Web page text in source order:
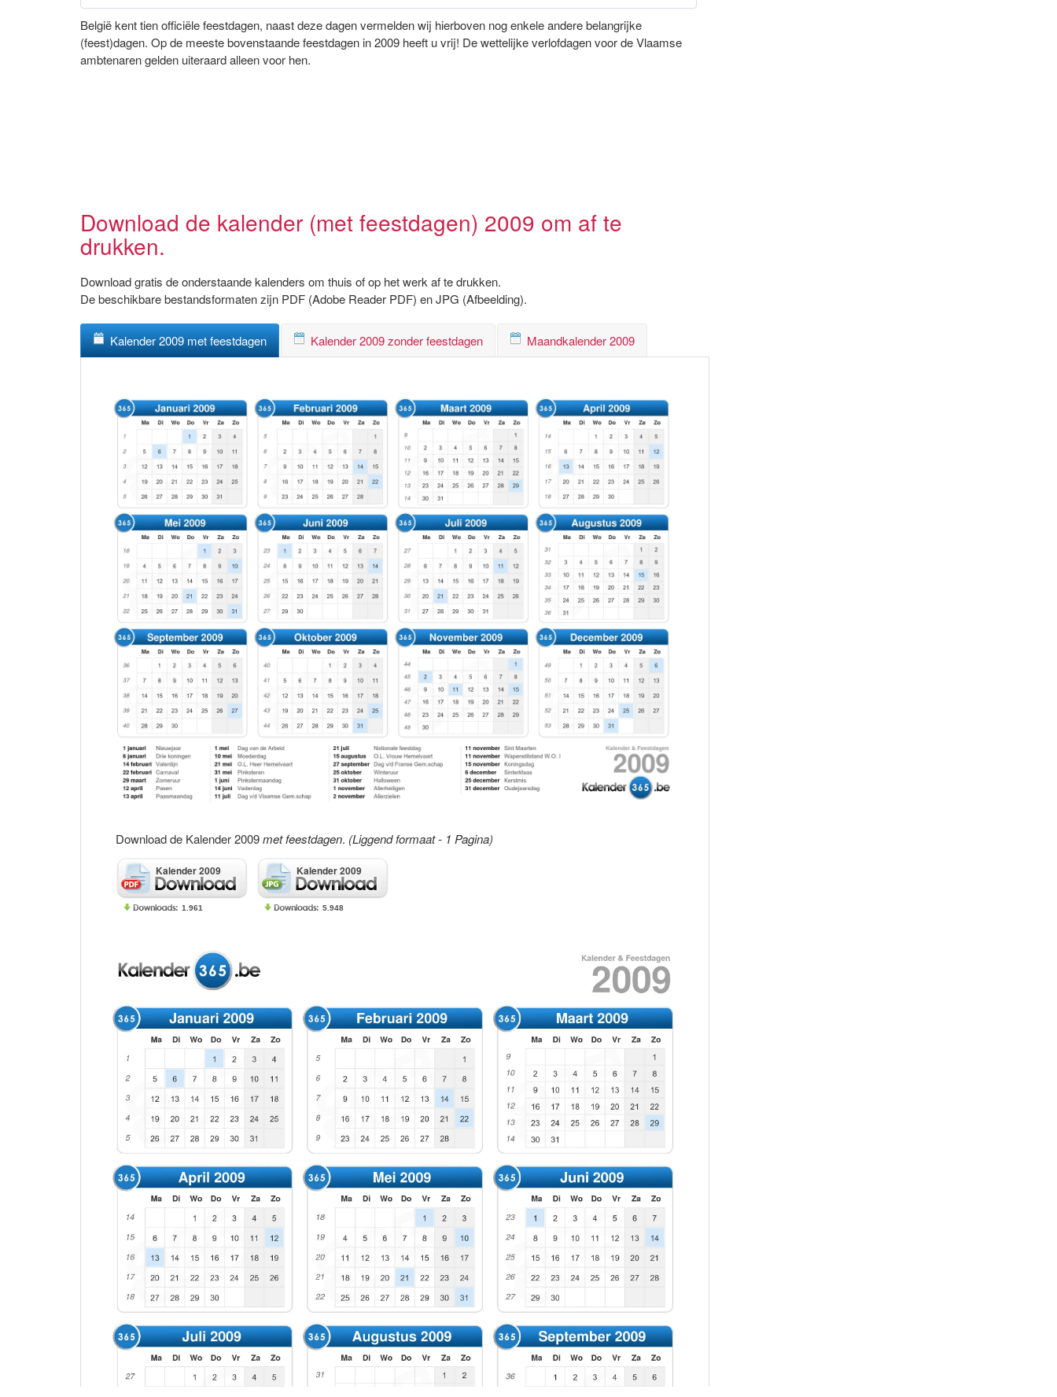
België kent tien officiële feestdagen, naast deze dagen vermelden wij hierboven nog enkele andere belangrijke
(feest)dagen. Op de meeste bovenstaande feestdagen in 2009 heeft u vrij! De wettelijke verlofdagen voor de Vlaamse
ambtenaren gelden uiteraard alleen voor hen.
Download de kalender (met feestdagen) 2009 om af te
drukken.
Download gratis de onderstaande kalenders om thuis of op het werk af te drukken.
De beschikbare bestandsformaten zijn PDF (Adobe Reader PDF) en JPG (Afbeelding).
Kalender 2009 met feestdagen Kalender 2009 zonder feestdagen Maandkalender 2009
Download de Kalender 2009met feestdagen. (Liggend formaat - 1 Pagina)
Kalender 2009
1.961
Kalender 2009
5.948